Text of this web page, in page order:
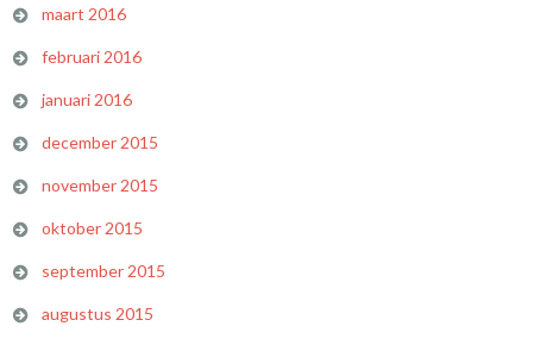
maart 2016
februari 2016
januari 2016
december 2015
november 2015
oktober 2015
september 2015
augustus 2015